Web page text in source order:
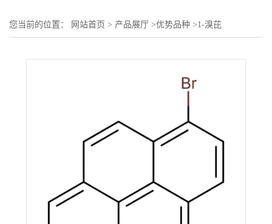
您当前的位置： 网站首页 > 产品展厅 >优势品种 >1-溴芘